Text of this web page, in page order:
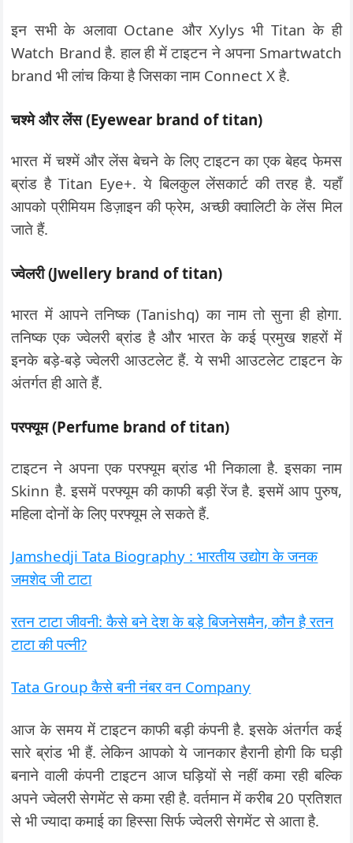
इन सभी के अलावा Octane और Xylys भी Titan के ही
Watch Brand है. हाल ही में टाइटन ने अपना Smartwatch
brand भी लांच किया है जिसका नाम Connect X है.
चश्मे और लेंस (Eyewear brand of titan)
भारत में चश्में और लेंस बेचने के लिए टाइटन का एक बेहद फेमस
ब्रांड है Titan Eye+. ये बिलकुल लेंसकार्ट की तरह है. यहाँ
आपको प्रीमियम डिज़ाइन की फ्रेम, अच्छी क्वालिटी के लेंस मिल
जाते हैं.
ज्वेलरी (Jwellery brand of titan)
भारत में आपने तनिष्क (Tanishq) का नाम तो सुना ही होगा.
तनिष्क एक ज्वेलरी ब्रांड है और भारत के कई प्रमुख शहरों में
इनके बड़े-बड़े ज्वेलरी आउटलेट हैं. ये सभी आउटलेट टाइटन के
अंतर्गत ही आते हैं.
परफ्यूम (Perfume brand of titan)
टाइटन ने अपना एक परफ्यूम ब्रांड भी निकाला है. इसका नाम
Skinn है. इसमें परफ्यूम की काफी बड़ी रेंज है. इसमें आप पुरुष,
महिला दोनों के लिए परफ्यूम ले सकते हैं.
Jamshedji Tata Biography : भारतीय उद्योग के जनक
जमशेद जी टाटा
रतन टाटा जीवनी: कैसे बने देश के बड़े बिजनेसमैन, कौन है रतन
टाटा की पत्नी?
Tata Group कैसे बनी नंबर वन Company
आज के समय में टाइटन काफी बड़ी कंपनी है. इसके अंतर्गत कई
सारे ब्रांड भी हैं. लेकिन आपको ये जानकार हैरानी होगी कि घड़ी
बनाने वाली कंपनी टाइटन आज घड़ियों से नहीं कमा रही बल्कि
अपने ज्वेलरी सेगमेंट से कमा रही है. वर्तमान में करीब 20 प्रतिशत
से भी ज्यादा कमाई का हिस्सा सिर्फ ज्वेलरी सेगमेंट से आता है.